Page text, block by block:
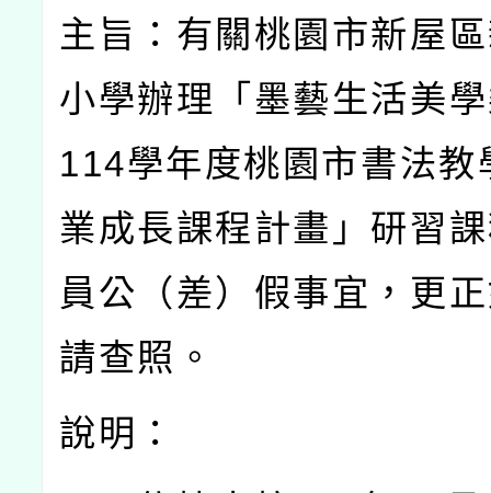
主旨：有關桃園市新屋
小學辦理「墨藝生活美
114學年度桃園市書法教
業成長課程計畫」研習
員公（差）假事宜，更
請查照。
說明：